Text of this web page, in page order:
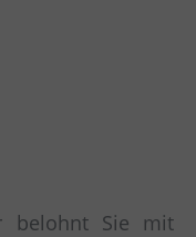
belohnt Sie mit